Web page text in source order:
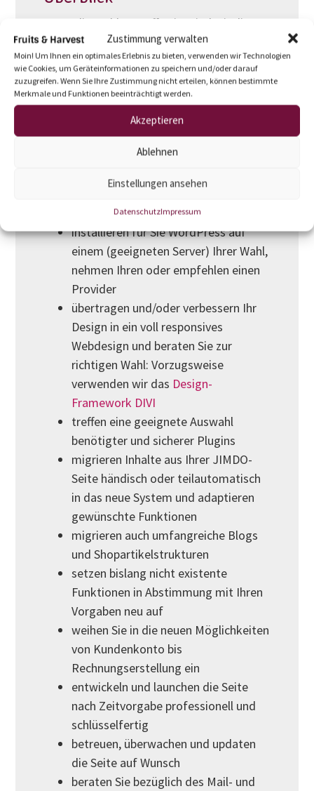
Zustimmung verwalten
Moin! Um Ihnen ein optimales Erlebnis zu bieten, verwenden wir Technologien
wie Cookies, um Geräteinformationen zu speichern und/oder darauf
zuzugreifen. Wenn Sie Ihre Zustimmung nicht erteilen, können bestimmte
Merkmale und Funktionen beeinträchtigt werden.
Akzeptieren
Ablehnen
Einstellungen ansehen
DatenschutzImpressum
Wenn die Wahl getroffen ist sind wir die
langjährig erfahrenen Profis in den Welten
zwischen JIMDO und WordPress denn wir
beraten Sie zu Sinn und Unsinn eines
solchen Systemwechsels
analysieren die Machbarkeit und das
zu erwartende Endresultat
erstellen Ihnen ein verbindliches
Festpreisangebot inkl. zeitlichem und
funktionalem Projektplan
installieren für Sie WordPress auf
einem (geeigneten Server) Ihrer Wahl,
nehmen Ihren oder empfehlen einen
Provider
übertragen und/oder verbessern Ihr
Design in ein voll responsives
Webdesign und beraten Sie zur
richtigen Wahl: Vorzugsweise
verwenden wir das Design-
Framework DIVI
treffen eine geeignete Auswahl
benötigter und sicherer Plugins
migrieren Inhalte aus Ihrer JIMDO-
Seite händisch oder teilautomatisch
in das neue System und adaptieren
gewünschte Funktionen
migrieren auch umfangreiche Blogs
und Shopartikelstrukturen
setzen bislang nicht existente
Funktionen in Abstimmung mit Ihren
Vorgaben neu auf
weihen Sie in die neuen Möglichkeiten
von Kundenkonto bis
Rechnungserstellung ein
entwickeln und launchen die Seite
nach Zeitvorgabe professionell und
schlüsselfertig
betreuen, überwachen und updaten
die Seite auf Wunsch
beraten Sie bezüglich des Mail- und